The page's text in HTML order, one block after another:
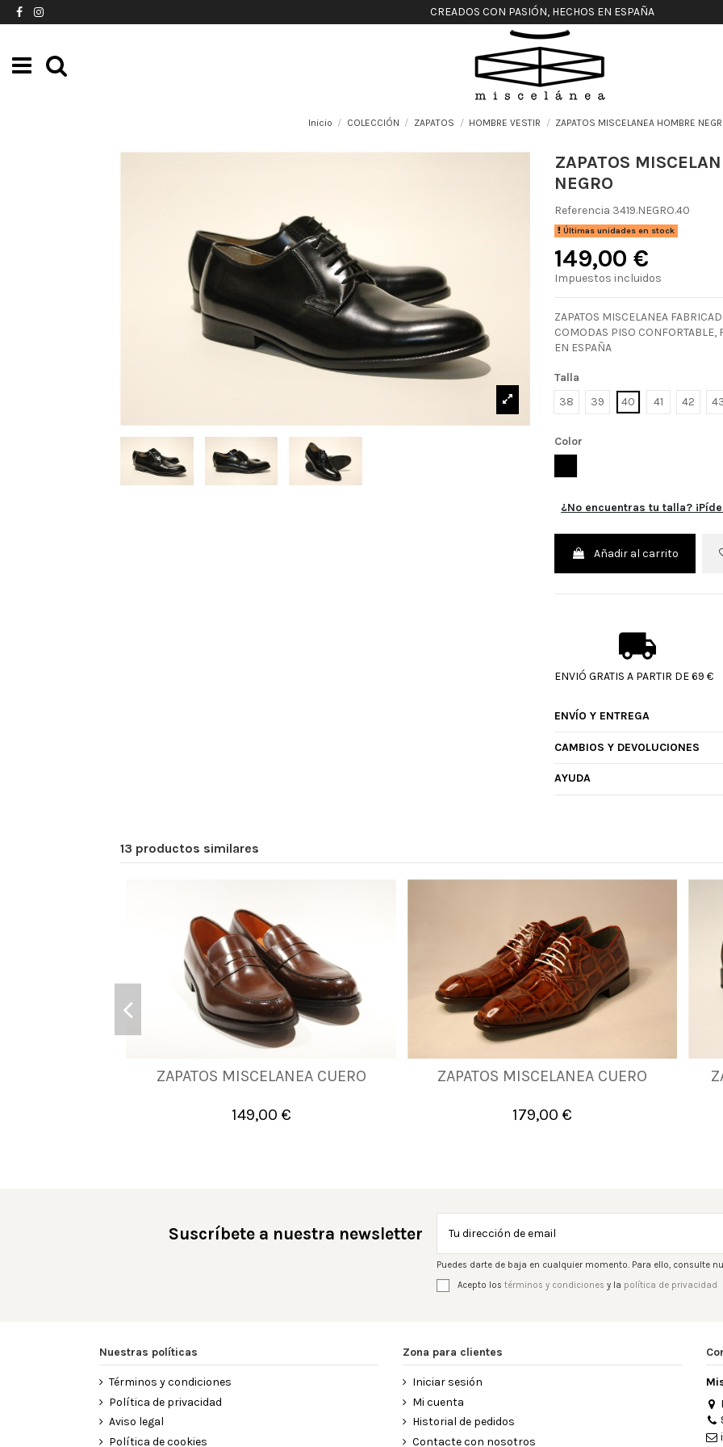
CREADOS CON PASIÓN, HECHOS EN ESPAÑA
Inicio COLECCIÓN ZAPATOS HOMBRE VESTIR ZAPATOS MISCELANEA HOMBRE
ZAPATOS
NEGRO
Referencia 3419.NEGRO.40
Últimas unidades en stock
149,00 €
Impuestos incluidos
ZAPATOS MISCELANEA
COMODAS PISO CONFORTABLE,
EN ESPAÑA
Talla
38
39 40 41 42
Color
¿No encuentras tu talla?
Añadir al carrito
ENVIÓ GRATIS A PARTIR DE 69 €
ENVÍO Y ENTREGA
CAMBIOS Y DEVOLUCIONES
AYUDA
13 productos similares
ZAPATOS MISCELANEA CUERO
149,00 €
40 41 44
Añadir al carrito
ZAPATOS MISCELANEA CUERO
179,00 €
40 41 42 45
Añadir al carrito
Suscríbete a nuestra newsletter
Puedes darte de baja en cualquier momento. Para ello, consulte
Acepto los términos y condiciones y la política de privacidad
Nuestras políticas
Términos y condiciones
Política de privacidad
Aviso legal
Política de cookies
Zona para clientes
Iniciar sesión
Mi cuenta
Historial de pedidos
Contacte con nosotros